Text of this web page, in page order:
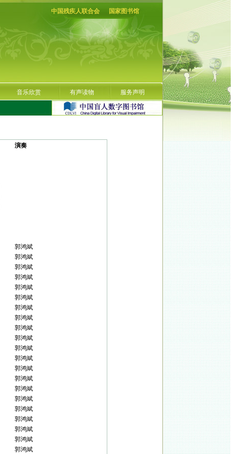
中国残疾人联合会 国家图书馆
音乐欣赏 有声读物 服务声明
演奏
郭鸿斌
郭鸿斌
郭鸿斌
郭鸿斌
郭鸿斌
郭鸿斌
郭鸿斌
郭鸿斌
郭鸿斌
郭鸿斌
郭鸿斌
郭鸿斌
郭鸿斌
郭鸿斌
郭鸿斌
郭鸿斌
郭鸿斌
郭鸿斌
郭鸿斌
郭鸿斌
郭鸿斌